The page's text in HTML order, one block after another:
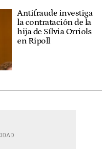
Antifraude investiga
la contratación de la
hija de Sílvia Orriols
en Ripoll